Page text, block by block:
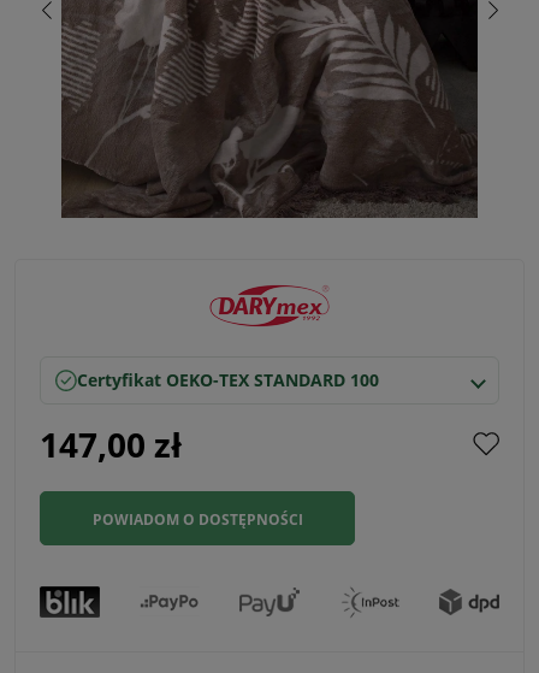
Certyfikat OEKO-TEX STANDARD 100
147,00 zł
POWIADOM O DOSTĘPNOŚCI